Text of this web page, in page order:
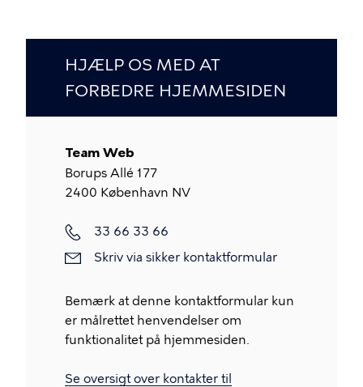
HJÆLP OS MED AT
FORBEDRE HJEMMESIDEN
Team Web
Borups Allé 177
2400 København NV
Telefon
33 66 33 66
Skriv
sikker
kontaktformular
Skriv via sikker kontaktformular
Bemærk at denne kontaktformular kun
er målrettet henvendelser om
funktionalitet på hjemmesiden.
Se oversigt over kontakter til